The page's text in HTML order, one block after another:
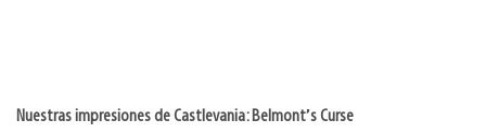
Nuestras impresiones de Castlevania: Belmont’s Curse